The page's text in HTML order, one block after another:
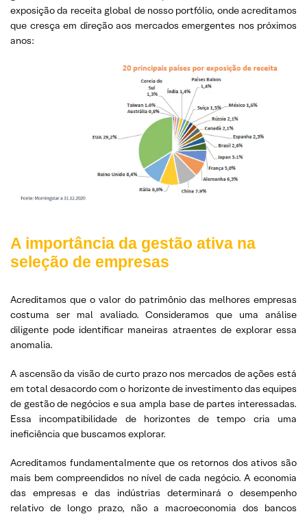
exposição da receita global de nosso portfólio, onde acreditamos
que cresça em direção aos mercados emergentes nos próximos
anos:
A importância da gestão ativa na
seleção de empresas
Acreditamos que o valor do patrimônio das melhores empresas
costuma ser mal avaliado. Consideramos que uma análise
diligente pode identificar maneiras atraentes de explorar essa
anomalia.
A ascensão da visão de curto prazo nos mercados de ações está
em total desacordo com o horizonte de investimento das equipes
de gestão de negócios e sua ampla base de partes interessadas.
Essa incompatibilidade de horizontes de tempo cria uma
ineficiência que buscamos explorar.
Acreditamos fundamentalmente que os retornos dos ativos são
mais bem compreendidos no nível de cada negócio. A economia
das empresas e das indústrias determinará o desempenho
relativo de longo prazo, não a macroeconomia dos bancos